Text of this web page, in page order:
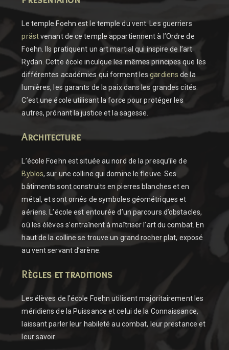
Le temple Foehn est le temple du vent. Les guerriers
prästvenant de ce temple appartiennent à l’Ordre de
Foehn. Ils pratiquent un art martial qui inspire de l’art
Rydan. Cette école inculque les mêmes principes que les
différentes académies qui forment lesgardiens de la
lumières, les garants de la paix dans les grandes cités.
C’est une école utilisant la force pour protéger les
autres, prônant la justice et la sagesse.
Architecture
L’école Foehn est située au nord de la presqu’île de
Byblos, sur une colline qui domine le fleuve. Ses
bâtiments sont construits en pierres blanches et en
métal, et sont ornés de symboles géométriques et
aériens. L’école est entourée d’un parcours d’obstacles,
où les élèves s’entraînent à maîtriser l’art du combat. En
haut de la colline se trouve un grand rocher plat, exposé
au vent servant d’arène.
Règles et traditions
Les élèves de l’école Foehn utilisent majoritairement les
méridiens de la Puissance et celui de la Connaissance,
laissant parler leur habileté au combat, leur prestance et
leur savoir.